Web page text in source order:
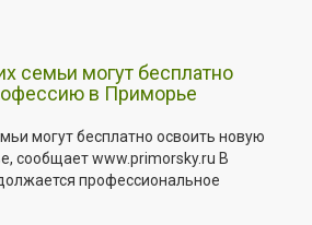
семьи могут бесплатно
в Приморье
могут бесплатно освоить новую
сообщает www.primorsky.ru В
профессиональное